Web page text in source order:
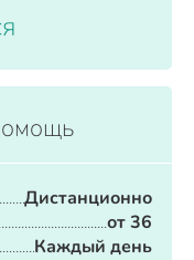
Дистанционно
от 36
Каждый день